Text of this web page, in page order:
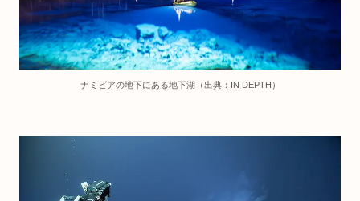
ナミビアの地下にある地下湖（出典：IN DEPTH）